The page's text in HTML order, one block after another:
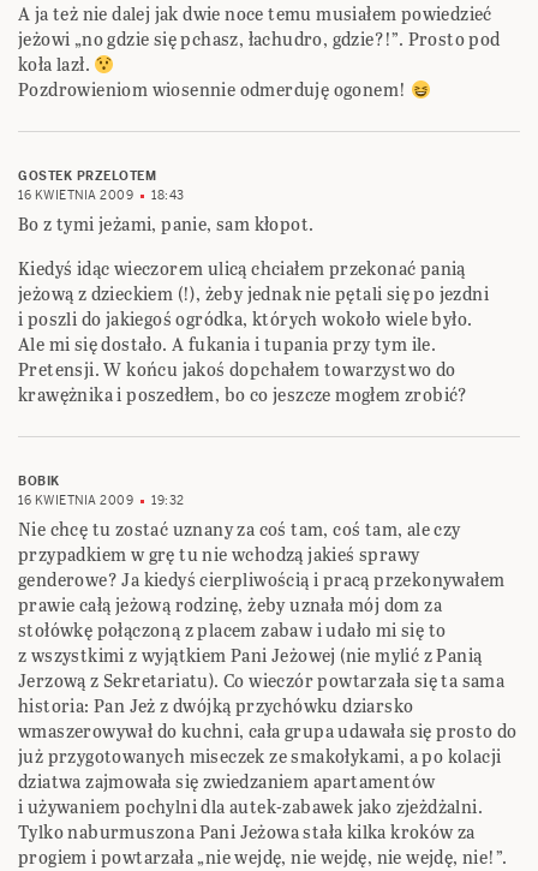
A ja też nie dalej jak dwie noce temu musiałem powiedzieć
jeżowi „no gdzie się pchasz, łachudro, gdzie?!”. Prosto pod
koła lazł.
Pozdrowieniom wiosennie odmerduję ogonem!
GOSTEK PRZELOTEM
16 KWIETNIA 2009
18:43
Bo z tymi jeżami, panie, sam kłopot.
Kiedyś idąc wieczorem ulicą chciałem przekonać panią
jeżową z dzieckiem (!), żeby jednak nie pętali się po jezdni
i poszli do jakiegoś ogródka, których wokoło wiele było.
Ale mi się dostało. A fukania i tupania przy tym ile.
Pretensji. W końcu jakoś dopchałem towarzystwo do
krawężnika i poszedłem, bo co jeszcze mogłem zrobić?
BOBIK
16 KWIETNIA 2009
19:32
Nie chcę tu zostać uznany za coś tam, coś tam, ale czy
przypadkiem w grę tu nie wchodzą jakieś sprawy
genderowe? Ja kiedyś cierpliwością i pracą przekonywałem
prawie całą jeżową rodzinę, żeby uznała mój dom za
stołówkę połączoną z placem zabaw i udało mi się to
z wszystkimi z wyjątkiem Pani Jeżowej (nie mylić z Panią
Jerzową z Sekretariatu). Co wieczór powtarzała się ta sama
historia: Pan Jeż z dwójką przychówku dziarsko
wmaszerowywał do kuchni, cała grupa udawała się prosto do
już przygotowanych miseczek ze smakołykami, a po kolacji
dziatwa zajmowała się zwiedzaniem apartamentów
i używaniem pochylni dla autek-zabawek jako zjeżdżalni.
Tylko naburmuszona Pani Jeżowa stała kilka kroków za
progiem i powtarzała „nie wejdę, nie wejdę, nie wejdę, nie!”.